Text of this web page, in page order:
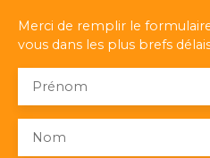
Merci de remplir le
vous dans les plus brefs
Prénom
Nom